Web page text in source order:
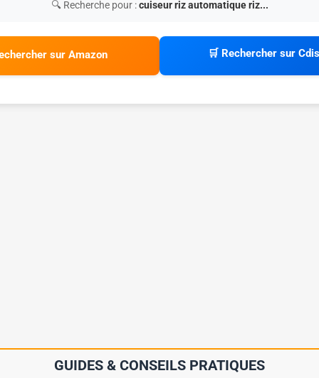
🔍 Recherche pour :cuiseur riz automatique riz...
sur Amazon 🛒 Rechercher sur
GUIDES & CONSEILS PRATIQUES